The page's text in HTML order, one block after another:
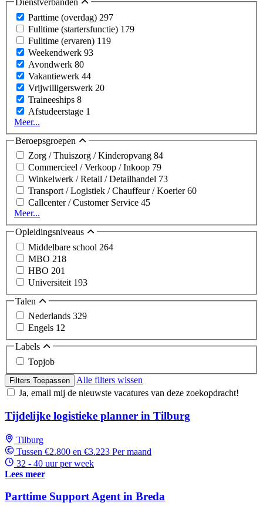
Dienstverbanden
Parttime (overdag) 297
Fulltime (startersfunctie) 179
Fulltime (ervaren) 119
Weekendwerk 93
Avondwerk 80
Vakantiewerk 44
Vrijwilligerswerk 20
Traineeships 8
Afstudeerstage 1
Meer...
Beroepsgroepen
Zorg / Thuiszorg / Kinderopvang 84
Commercieel / Verkoop / Inkoop 79
Winkelwerk / Retail / Detailhandel 73
Transport / Logistiek / Chauffeur / Koerier60
Callcenter / Customer Service 45
Meer...
Opleidingsniveaus
Middelbare school 264
MBO 218
HBO 201
Universiteit 193
Talen
Nederlands 329
Engels 12
Labels
Topjob
Filters Toepassen
Alle filters wissen
Ja, email mij de nieuwste vacatures van deze zoekopdracht!
Tijdelijke logistieke planner in Tilburg
Tilburg
Tussen €2.800 en €3.223 Per maand
32 - 40 uur per week
Lees meer
Parttime Support Agent in Breda